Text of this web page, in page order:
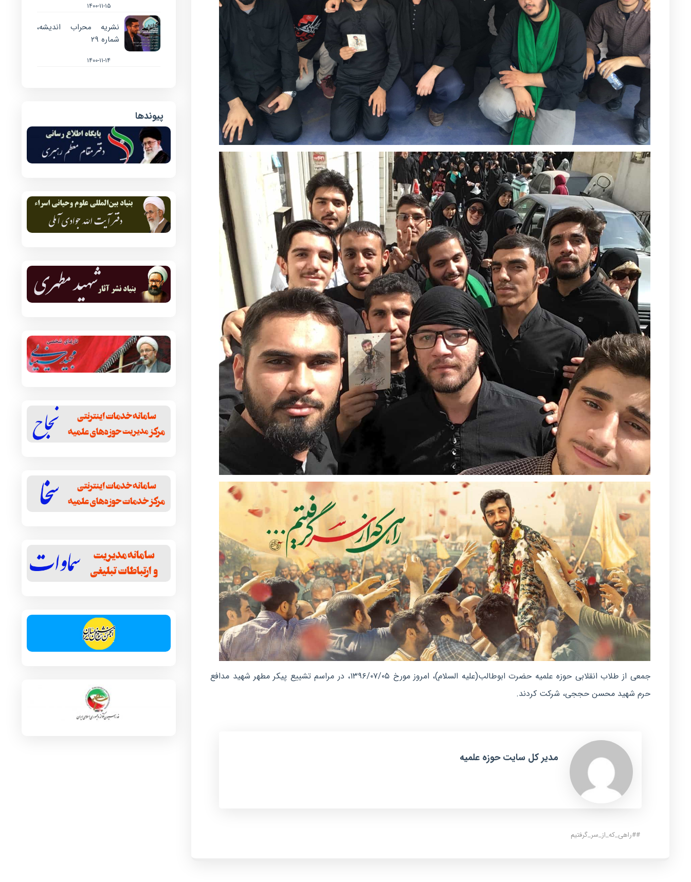
جمعی از طلاب انقلابی حوزه علمیه حضرت ابوطالب(علیه السلام)، امروز مورخ ۱۳۹۶/۰۷/۰۵، در مراسم تشییع پیکر مطهر شهید مدافع
حرم شهید محسن حججی، شرکت کردند.
مدیر کل سایت حوزه علمیه
##راهی_که_از_سر_گرفتیم
۱۴۰۰-۱۱-۱۵
نشریه محراب اندیشه،
شماره ۲۹
۱۴۰۰-۱۱-۱۴
پیوندها